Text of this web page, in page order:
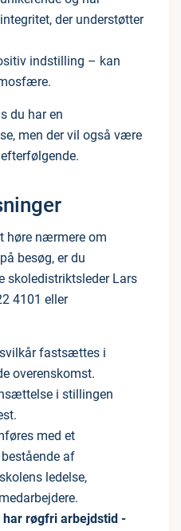
der understøtter
indstilling – kan
du har en
men der vil også være
høre nærmere om
besøg, er du
skoledistriktsleder Lars
4101 eller
fastsættes i
overenskomst.
i stillingen
med et
af
ledelse,
har røgfri arbejdstid -